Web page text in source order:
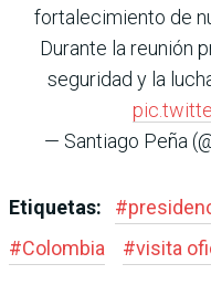
fortalecimiento de
Durante la reunión
seguridad y la
— Santiago Peña
Etiquetas: #
#Colombia #visita